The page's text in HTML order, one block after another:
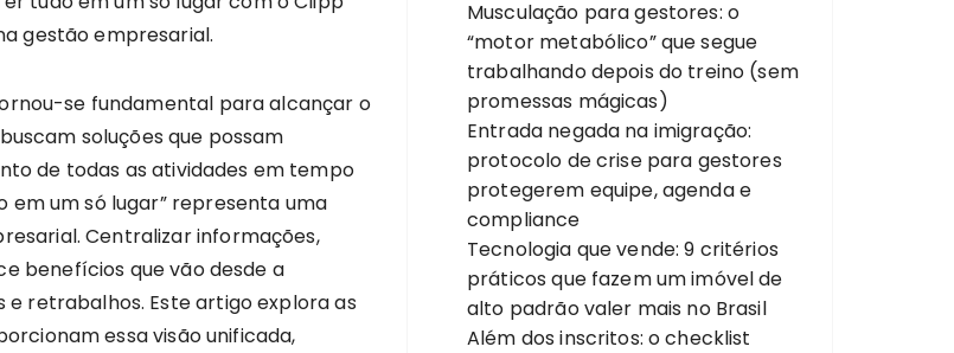
gestão empresarial.
se fundamental para alcançar o
soluções que possam
de todas as atividades em tempo
em um só lugar” representa uma
Centralizar informações,
benefícios que vão desde a
retrabalhos. Este artigo explora as
essa visão unificada,
Musculação para gestores: o
“motor metabólico” que segue
trabalhando depois do treino (sem
promessas mágicas)
Entrada negada na imigração:
protocolo de crise para gestores
protegerem equipe, agenda e
compliance
Tecnologia que vende: 9 critérios
práticos que fazem um imóvel de
alto padrão valer mais no Brasil
Além dos inscritos: o checklist